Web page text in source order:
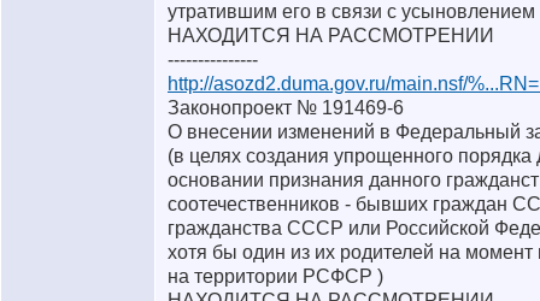
утратившим его в связи с
НАХОДИТСЯ НА РАССМОТРЕНИИ
---------------
http://asozd2.duma.gov.ru/main.nsf/
Законопроект № 191469-6
О внесении изменений в Федеральный
(в целях создания упрощенного
основании признания данного
соотечественников - бывших граждан
гражданства СССР или Российской
хотя бы один из их родителей на
на территории РСФСР )